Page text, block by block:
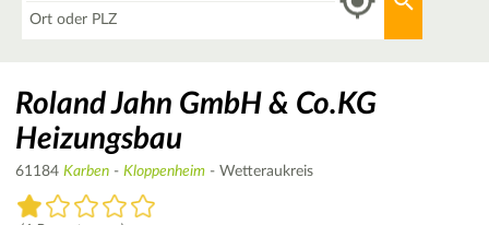
Roland Jahn GmbH & Co.KG
Heizungsbau
61184 Karben - Kloppenheim - Wetteraukreis